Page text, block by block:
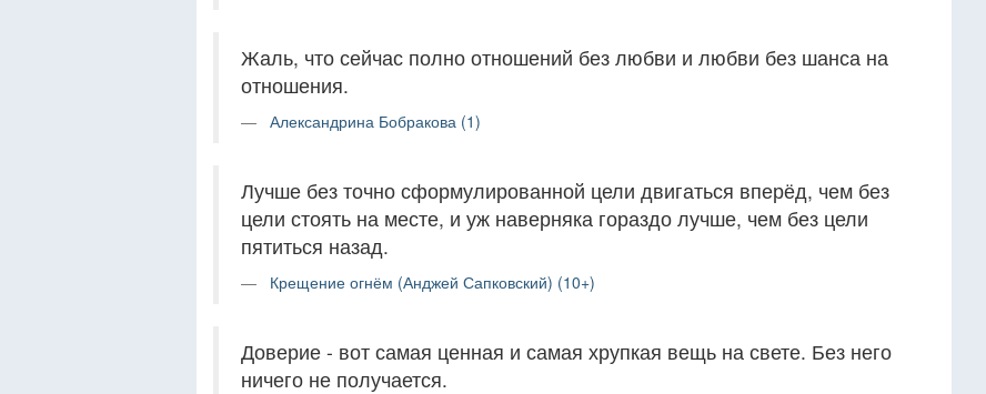
Жаль, что сейчас полно отношений без любви и любви без шанса на
отношения.
Александрина Бобракова (1)
Лучше без точно сформулированной цели двигаться вперёд, чем без
цели стоять на месте, и уж наверняка гораздо лучше, чем без цели
пятиться назад.
Крещение огнём (Анджей Сапковский) (10+)
Доверие - вот самая ценная и самая хрупкая вещь на свете. Без него
ничего не получается.